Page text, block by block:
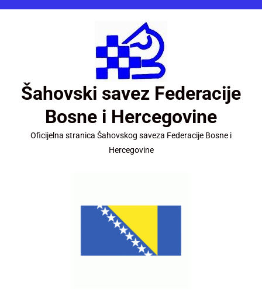
Šahovski savez Federacije
Bosne i Hercegovine
Oficijelna stranica Šahovskog saveza Federacije Bosne i
Hercegovine